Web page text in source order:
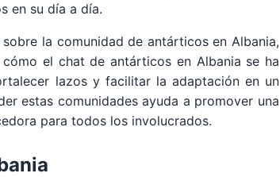
en su día a día.
la comunidad de antárticos en Albania,
el chat de antárticos en Albania se ha
lazos y facilitar la adaptación en un
estas comunidades ayuda a promover una
para todos los involucrados.